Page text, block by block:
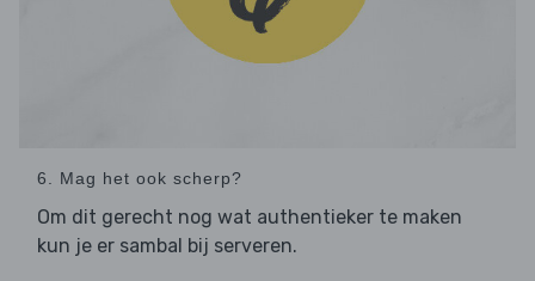
6. Mag het ook scherp?
Om dit gerecht nog wat authentieker te maken
kun je er sambal bij serveren.